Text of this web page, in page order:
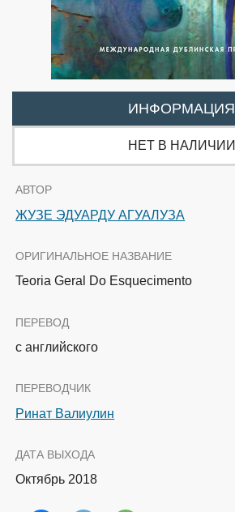
АВТОР
ЖУЗЕ ЭДУАРДУ АГУАЛУЗА
ОРИГИНАЛЬНОЕ НАЗВАНИЕ
Teoria Geral Do Esquecimento
ПЕРЕВОД
с английского
ПЕРЕВОДЧИК
Ринат Валиулин
ДАТА ВЫХОДА
Октябрь 2018
ИНФОРМАЦИЯ
НЕТ В НАЛИЧИИ